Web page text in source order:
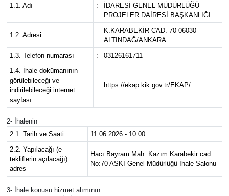
1.1. Adı :
İDARESİ GENEL MÜDÜRLÜĞÜ
PROJELER DAİRESİ BAŞKANLIĞI
1.2. Adresi :
K.KARABEKİR CAD. 70 06030
ALTINDAĞ/ANKARA
1.3. Telefon numarası
:
03126161711
1.4. İhale dokümanının
görülebileceği ve
indirilebileceği internet
sayfası
: https://ekap.kik.gov.tr/EKAP/
2- İhalenin
2.1. Tarih ve Saati
:
11.06.2026 - 10:00
2.2. Yapılacağı (e-
tekliflerin açılacağı)
adres
:
Hacı Bayram Mah. Kazım Karabekir cad.
No:70 ASKİ Genel Müdürlüğü İhale Salonu
3- İhale konusu hizmet alımının
Çocuk
Eğitim
Hava Durumu
Kadın
Kim kimdir?